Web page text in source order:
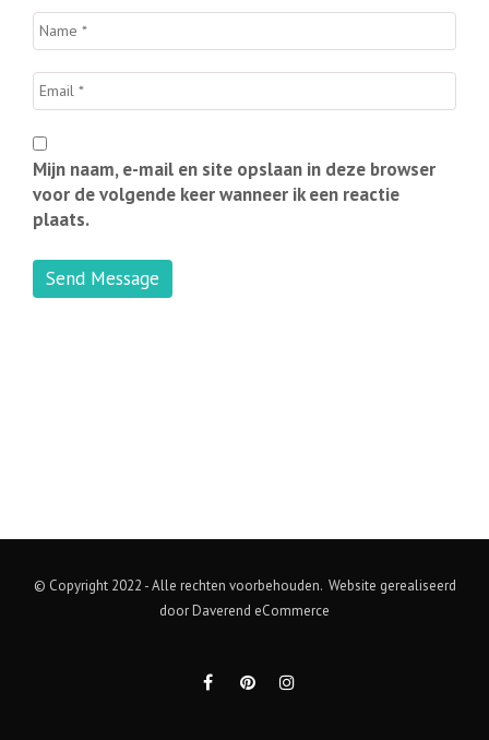
Mijn naam, e-mail en site opslaan in deze browser
voor de volgende keer wanneer ik een reactie
plaats.
© Copyright 2022 - Alle rechten voorbehouden. Website gerealiseerd
doorDaverend eCommerce